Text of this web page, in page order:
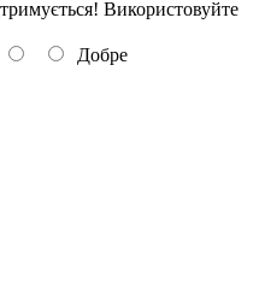
Використовуйте
Добре